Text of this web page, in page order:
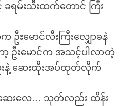
ခရမ်းသီးထက်တောင် ကြီး
ဦးမောင်လီးကြီးလျှောခနဲ
ာ့ ဦးမောင်က အသင့်ပါလာတဲ့
နဲ့ ဆေးထိုးအပ်ထုတ်လိုက်
ဆေးလေ… သုတ်လည်း ထိန်း